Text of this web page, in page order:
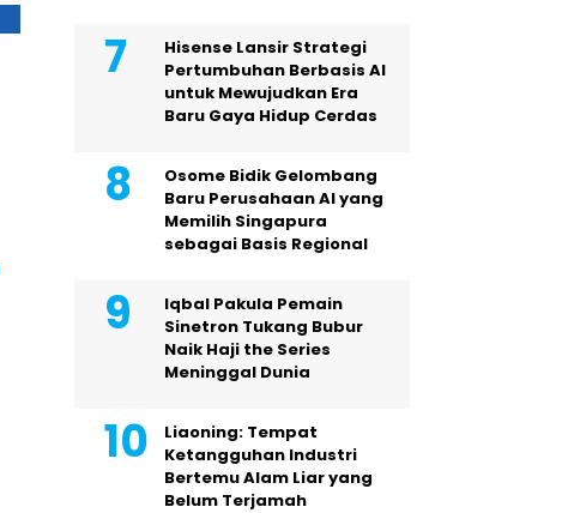
Hisense Lansir Strategi
Pertumbuhan Berbasis AI
untuk Mewujudkan Era
Baru Gaya Hidup Cerdas
Osome Bidik Gelombang
Baru Perusahaan AI yang
Memilih Singapura
sebagai Basis Regional
Iqbal Pakula Pemain
Sinetron Tukang Bubur
Naik Haji the Series
Meninggal Dunia
Liaoning: Tempat
Ketangguhan Industri
Bertemu Alam Liar yang
Belum Terjamah